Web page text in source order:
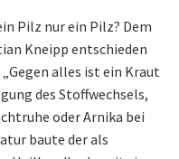
Pilz nur ein Pilz? Dem
Kneipp entschieden
alles ist ein Kraut
des Stoffwechsels,
oder Arnika bei
baute der als